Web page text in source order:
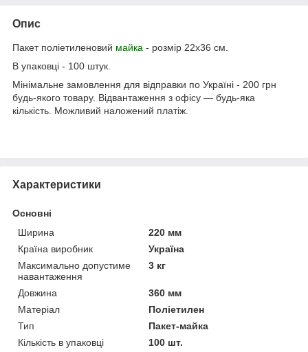
Опис
Пакет поліетиленовий майка - розмір 22х36 см.
В упаковці - 100 штук.
Мінімальне замовлення для відправки по Україні - 200 грн
будь-якого товару. Відвантаження з офісу ― будь-яка
кількість. Можливий наложений платіж.
Характеристики
Основні
Ширина
220 мм
Країна виробник
Україна
Максимально допустиме
навантаження
3 кг
Довжина
360 мм
Матеріал
Поліетилен
Тип
Пакет-майка
Кількість в упаковці
100 шт.